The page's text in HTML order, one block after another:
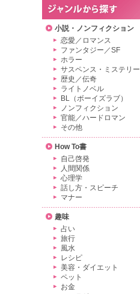
小説・ノンフィクション
恋愛／ロマンス
ファンタジー／SF
ホラー
サスペンス・ミステリー
歴史／伝奇
ライトノベル
BL（ボーイズラブ）
ノンフィクション
官能／ハードロマン
その他
How To書
自己啓発
人間関係
心理学
話し方・スピーチ
マナー
趣味
占い
旅行
風水
レシピ
美容・ダイエット
ペット
お金